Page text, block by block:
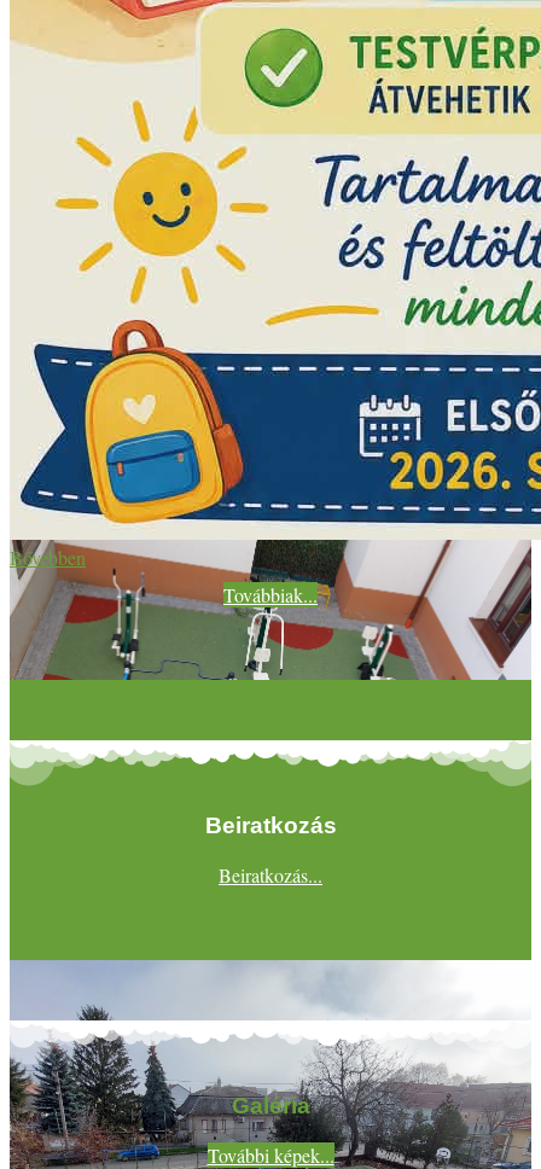
Bővebben
Továbbiak...
Beiratkozás
Beiratkozás...
Galéria
További képek...